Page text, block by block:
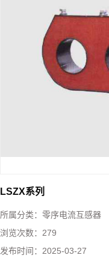
LSZX系列
所属分类： 零序电流互感器
浏览次数： 279
发布时间： 2025-03-27